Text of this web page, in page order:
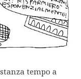
tempo a